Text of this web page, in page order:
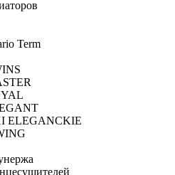
Term
ELEGANCKIE